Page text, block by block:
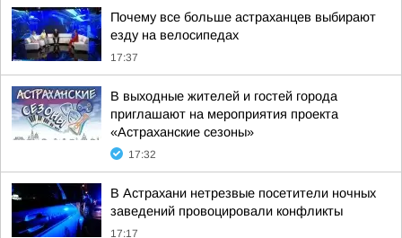
Почему все больше астраханцев выбирают
езду на велосипедах
17:37
В выходные жителей и гостей города
приглашают на мероприятия проекта
«Астраханские сезоны»
17:32
В Астрахани нетрезвые посетители ночных
заведений провоцировали конфликты
17:17